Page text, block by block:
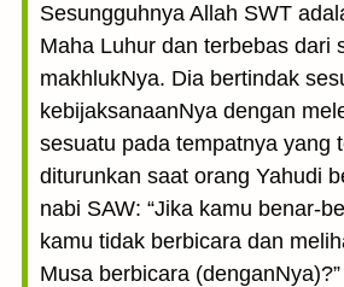
Sesungguhnya Allah SWT
Maha Luhur dan terbebas dari
makhlukNya. Dia bertindak
kebijaksanaanNya dengan
sesuatu pada tempatnya yang
diturunkan saat orang Yahudi
nabi SAW: “Jika kamu benar-
kamu tidak berbicara dan
Musa berbicara